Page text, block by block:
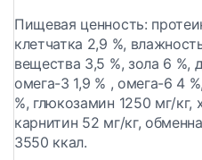
Пищевая ценность:
клетчатка 2,9 %,
вещества 3,5 %, зола 6 %,
омега-3 1,9 % , омега-6 4
%, глюкозамин 1250 мг/кг,
карнитин 52 мг/кг,
3550 ккал.